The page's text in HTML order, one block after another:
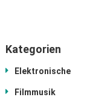
Kategorien
Elektronische
Filmmusik